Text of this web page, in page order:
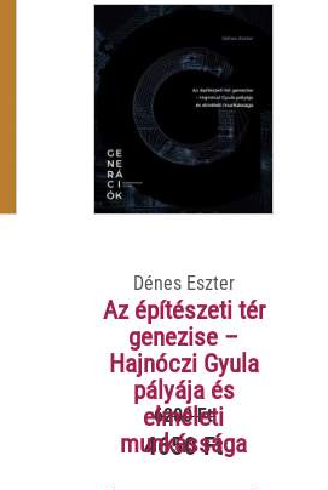
Dénes Eszter
Az építészeti tér
genezise –
Hajnóczi Gyula
pályája és
elméleti
munkássága
6200 Ft
4650 Ft